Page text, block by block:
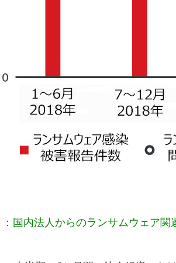
国内法人からのランサムウェア関